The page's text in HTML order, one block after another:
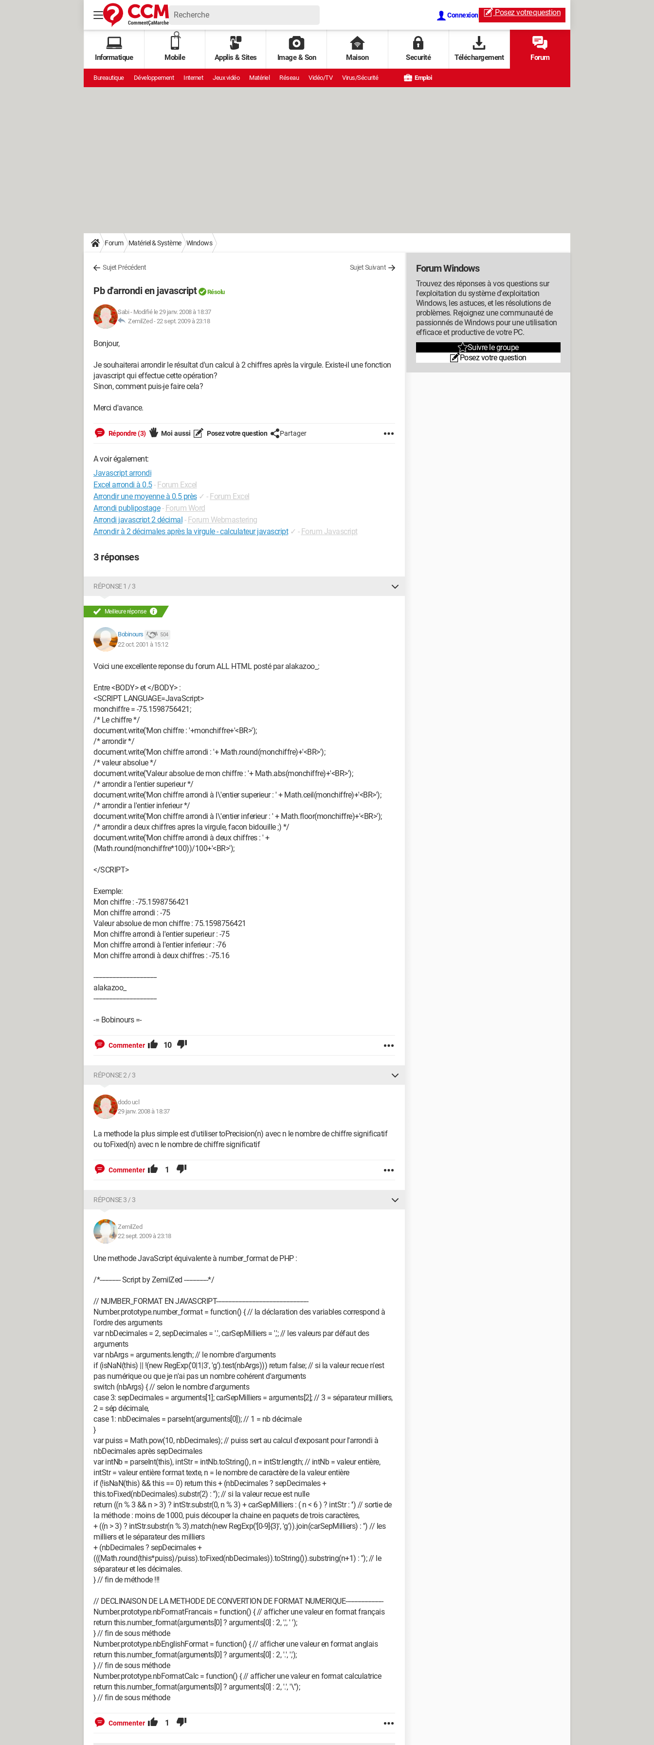
Connexion Posez votrequestion
Informatique Mobile Applis & Sites Image & Son Maison Securité Téléchargement Forum
Bureautique Développement Internet Jeux vidéo Matériel Réseau Vidéo/TV Virus/Sécurité Emploi
Forum Matériel & Système Windows
Sujet Précédent Sujet Suivant
Pb d'arrondi en javascript Résolu
Sabi - Modifié le 29 janv. 2008 à 18:37
ZemilZed -22 sept. 2009 à 23:18
Bonjour,
Je souhaiterai arrondir le résultat d'un calcul à 2 chiffres après la virgule. Existe-il une fonction
javascript qui effectue cette opération?
Sinon, comment puis-je faire cela?
Merci d'avance.
Répondre (3) Moi aussi Posez votre question Partager
A voir également:
Javascript arrondi
Excel arrondi à 0.5- Forum Excel
Arrondir une moyenne à 0.5 près ✓ - Forum Excel
Arrondi publipostage - Forum Word
Arrondi javascript 2 décimal - Forum Webmastering
Arrondir à 2 décimales après la virgule - calculateur javascript ✓ - Forum Javascript
3 réponses
RÉPONSE 1 / 3
Meilleure réponse
Bobinours 504
22 oct. 2001 à 15:12
Voici une excellente reponse du forum ALL HTML posté par alakazoo_:
Entre <BODY> et </BODY> :
<SCRIPT LANGUAGE=JavaScript>
monchiffre = -75.1598756421;
/* Le chiffre */
document.write('Mon chiffre : '+monchiffre+'<BR>');
/* arrondir */
document.write('Mon chiffre arrondi : '+ Math.round(monchiffre)+'<BR>');
/* valeur absolue */
document.write('Valeur absolue de mon chiffre : '+ Math.abs(monchiffre)+'<BR>');
/* arrondir a l'entier superieur */
document.write('Mon chiffre arrondi à l\'entier superieur : ' + Math.ceil(monchiffre)+'<BR>');
/* arrondir a l'entier inferieur */
document.write('Mon chiffre arrondi à l\'entier inferieur : ' + Math.floor(monchiffre)+'<BR>');
/* arrondir a deux chiffres apres la virgule, facon bidouille ;) */
document.write('Mon chiffre arrondi à deux chiffres : ' +
(Math.round(monchiffre*100))/100+'<BR>');
</SCRIPT>
Exemple:
Mon chiffre : -75.1598756421
Mon chiffre arrondi : -75
Valeur absolue de mon chiffre : 75.1598756421
Mon chiffre arrondi à l'entier superieur : -75
Mon chiffre arrondi à l'entier inferieur : -76
Mon chiffre arrondi à deux chiffres : -75.16
-------------------------------------
alakazoo_
-------------------------------------
-= Bobinours =-
Commenter 10
RÉPONSE 2 / 3
dodo ucl
29 janv. 2008 à 18:37
La methode la plus simple est d'utiliser toPrecision(n) avec n le nombre de chiffre significatif
ou toFixed(n) avec n le nombre de chiffre significatif
Commenter 1
RÉPONSE 3 / 3
ZemilZed
22 sept. 2009 à 23:18
Une methode JavaScript équivalente à number_format de PHP :
/*------------ Script by ZemilZed --------------*/
// NUMBER_FORMAT EN JAVASCRIPT------------------------------------------------------
Number.prototype.number_format = function() { // la déclaration des variables correspond à
l'ordre des arguments
var nbDecimales = 2, sepDecimales = '.', carSepMilliers = ','; // les valeurs par défaut des
arguments
var nbArgs = arguments.length; // le nombre d'arguments
if (isNaN(this) || !(new RegExp('0|1|3', 'g').test(nbArgs))) return false; // si la valeur recue n'est
pas numérique ou que je n'ai pas un nombre cohérent d'arguments
switch (nbArgs) { // selon le nombre d'arguments
case 3: sepDecimales = arguments[1]; carSepMilliers = arguments[2]; // 3 = séparateur milliers,
2 = sép décimale,
case 1: nbDecimales = parseInt(arguments[0]); // 1 = nb décimale
}
var puiss = Math.pow(10, nbDecimales); // puiss sert au calcul d'exposant pour l'arrondi à
nbDecimales après sepDecimales
var intNb = parseInt(this), intStr = intNb.toString(), n = intStr.length; // intNb = valeur entière,
intStr = valeur entière format texte, n = le nombre de caractère de la valeur entière
if (!isNaN(this) && this == 0) return this + (nbDecimales ? sepDecimales +
this.toFixed(nbDecimales).substr(2) : ''); // si la valeur recue est nulle
return ((n % 3 && n > 3) ? intStr.substr(0, n % 3) + carSepMilliers : ( n < 6 ) ? intStr : '') // sortie de
la méthode : moins de 1000, puis découper la chaine en paquets de trois caractères,
+ ((n > 3) ? intStr.substr(n % 3).match(new RegExp('[0-9]{3}', 'g')).join(carSepMilliers) : '') // les
milliers et le séparateur des milliers
+ (nbDecimales ? sepDecimales +
(((Math.round(this*puiss)/puiss).toFixed(nbDecimales)).toString()).substring(n+1) : ''); // le
séparateur et les décimales.
} // fin de méthode !!!
// DECLINAISON DE LA METHODE DE CONVERTION DE FORMAT NUMERIQUE----------------------
Number.prototype.nbFormatFrancais = function() { // afficher une valeur en format français
return this.number_format(arguments[0] ? arguments[0] : 2, ',', ' ');
} // fin de sous méthode
Number.prototype.nbEnglishFormat = function() { // afficher une valeur en format anglais
return this.number_format(arguments[0] ? arguments[0] : 2, '.', ',');
} // fin de sous méthode
Number.prototype.nbFormatCalc = function() { // afficher une valeur en format calculatrice
return this.number_format(arguments[0] ? arguments[0] : 2, '.', '\'');
} // fin de sous méthode
Commenter 1
Forum Windows
Trouvez des réponses à vos questions sur
l'exploitation du système d'exploitation
Windows, les astuces, et les résolutions de
problèmes. Rejoignez une communauté de
passionnés de Windows pour une utilisation
efficace et productive de votre PC.
Suivre le groupe
Posez votre question